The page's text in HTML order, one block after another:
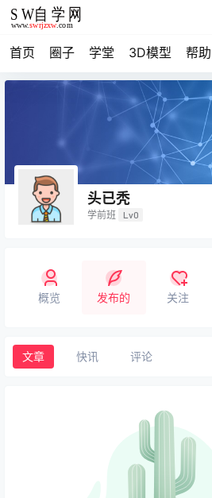
首页 圈子 学堂 3D模型 帮助
头已秃
学前班 Lv0
概览 发布的 关注
文章 快讯 评论